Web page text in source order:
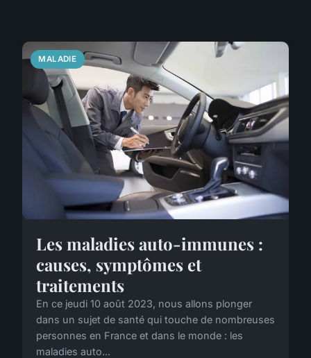
MALADIE
Les maladies auto-immunes :
causes, symptômes et
traitements
En ce jeudi 10 août 2023, nous allons plonger
dans un sujet de santé qui touche de nombreuses
personnes en France et dans le monde : les
maladies auto...